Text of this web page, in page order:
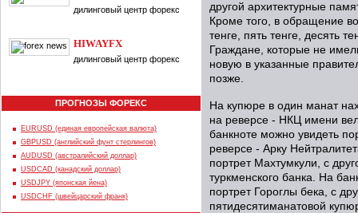
дилинговый центр форекс
HIWAYFX
дилинговый центр форекс
ПРОГНОЗЫ ФОРЕКС
EURUSD (единая европейская валюта)
GBPUSD (английский фунт стерлингов)
AUDUSD (австралийский доллар)
USDCAD (канадский доллар)
USDJPY (японская йена)
USDCHF (швейцарский франк)
другой архитектурные
Кроме того, в обращение
тенге, пять тенге, десять
Граждане, которые не
новую в указанные
позже.
На купюре в один манат
на реверсе - НКЦ имени
банкноте можно увидеть
реверсе - Арку
портрет Махтумкули, с
туркменского банка. На
портрет Гороглы бека, с
пятидесятиманатовой